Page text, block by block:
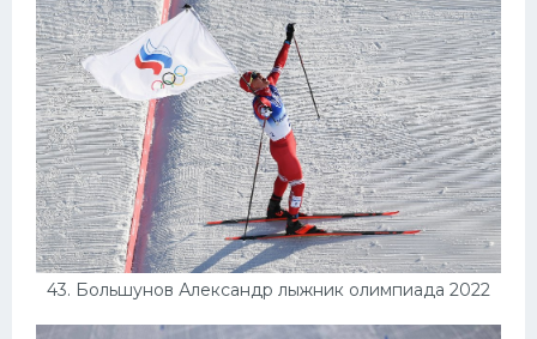
43. Большунов Александр лыжник олимпиада 2022